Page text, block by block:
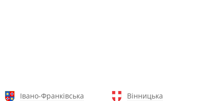
Івано-Франківська
Вінницька